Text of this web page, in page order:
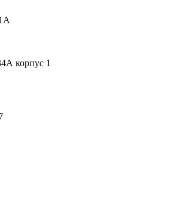
корпус 1